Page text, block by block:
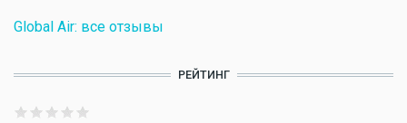
Global Air: все отзывы
РЕЙТИНГ